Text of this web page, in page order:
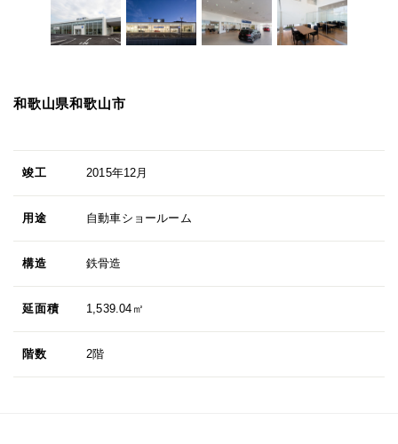
和歌山県和歌山市
竣工 2015年12月
用途 自動車ショールーム
構造 鉄骨造
延面積 1,539.04㎡
階数 2階